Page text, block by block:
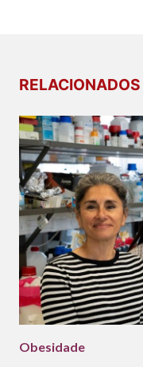
RELACIONADOS
Obesidade